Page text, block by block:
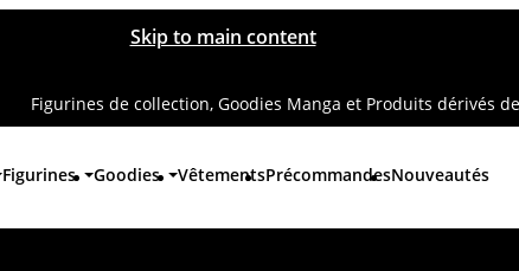
Skip to main content
Figurines de collection, Goodies Manga et Produits dérivés
Figurines Goodies VêtementsPrécommandesNouveautés